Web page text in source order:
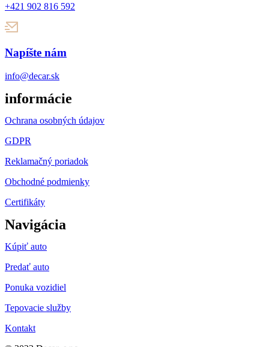
+421 902 816 592
Napíšte nám
info@decar.sk
informácie
Ochrana osobných údajov
GDPR
Reklamačný poriadok
Obchodné podmienky
Certifikáty
Navigácia
Kúpiť auto
Predať auto
Ponuka vozidiel
Tepovacie služby
Kontakt